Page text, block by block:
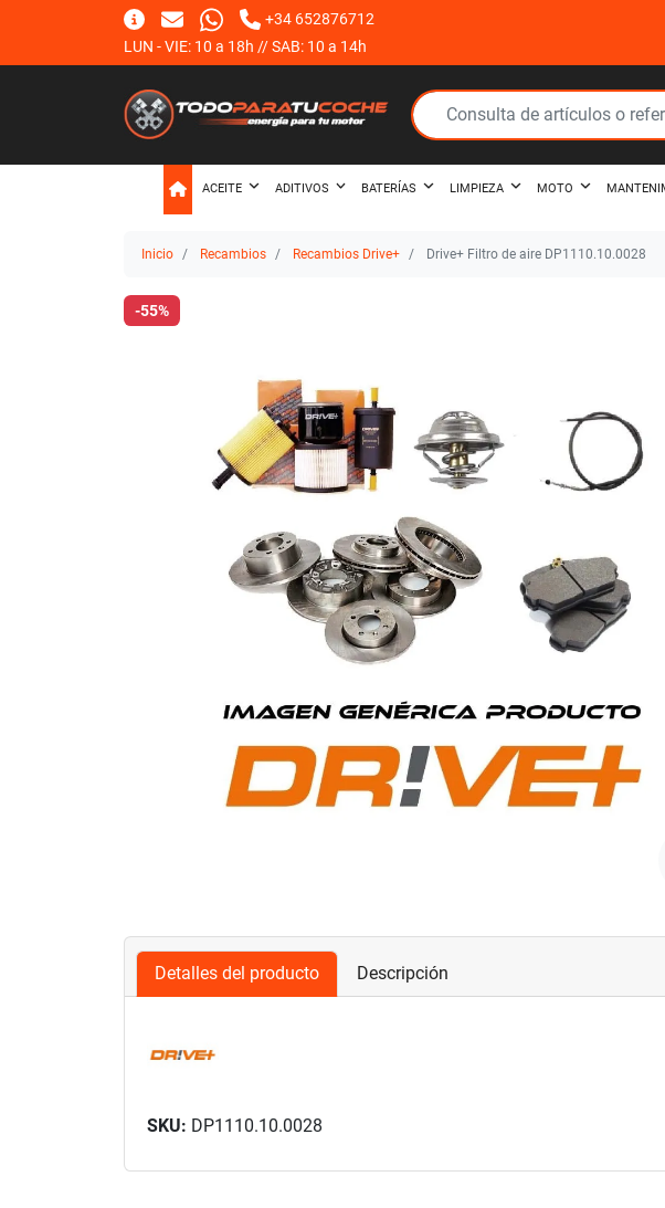
+34 652876712
LUN - VIE: 10 a 18h // SAB: 10 a 14h
ACEITE ADITIVOS BATERÍAS LIMPIEZA MOTO
Inicio Recambios Recambios Drive+ Drive+ Filtro de aire DP1110.10.0028
-55%
Detalles del producto Descripción
SKU: DP1110.10.0028